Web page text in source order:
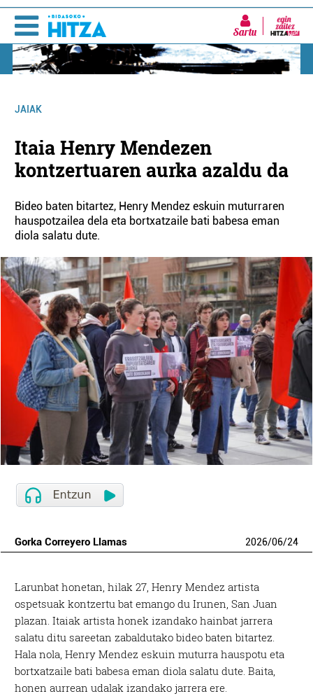
Sartu
JAIAK
Itaia Henry Mendezen
kontzertuaren aurka azaldu da
Bideo baten bitartez, Henry Mendez eskuin muturraren
hauspotzailea dela eta bortxatzaile bati babesa eman
diola salatu dute.
Gorka Correyero Llamas 2026/06/24
Larunbat honetan, hilak 27, Henry Mendez artista
ospetsuak kontzertu bat emango du Irunen, San Juan
plazan. Itaiak artista honek izandako hainbat jarrera
salatu ditu sareetan zabaldutako bideo baten bitartez.
Hala nola, Henry Mendez eskuin muturra hauspotu eta
bortxatzaile bati babesa eman diola salatu dute. Baita,
honen aurrean udalak izandako jarrera ere.